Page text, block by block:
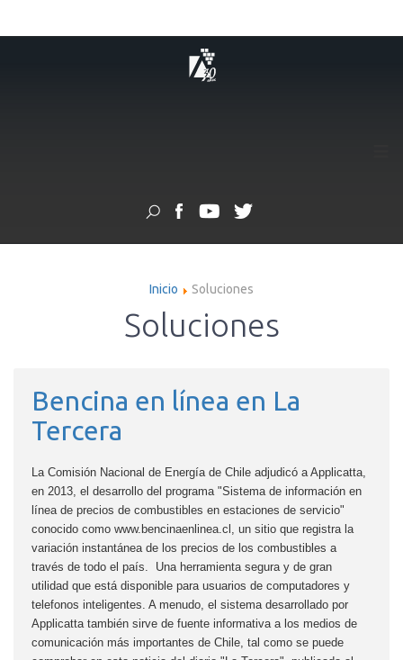
Inicio Soluciones
Soluciones
Bencina en línea en La
Tercera
La Comisión Nacional de Energía de Chile adjudicó a Applicatta,
en 2013, el desarrollo del programa "Sistema de información en
línea de precios de combustibles en estaciones de servicio"
conocido como www.bencinaenlinea.cl, un sitio que registra la
variación instantánea de los precios de los combustibles a
través de todo el país.
Una herramienta segura y de gran
utilidad que está disponible para usuarios de computadores y
telefonos inteligentes. A menudo, el sistema desarrollado por
Applicatta también sirve de fuente informativa a los medios de
comunicación más importantes de Chile, tal como se puede